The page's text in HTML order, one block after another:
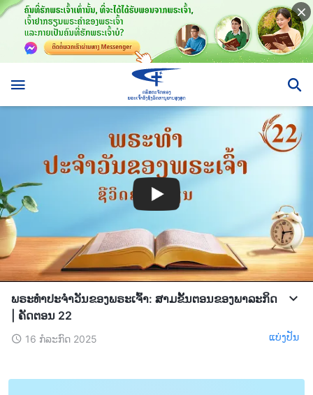
ພຣະທຳປະຈຳວັນຂອງພຣະເຈົ້າ: ສາມຂັ້ນຕອນຂອງພາລະກິດ
| ຄັດຕອນ 22
16 ກໍລະກົດ 2025 ແບ່ງປັນ